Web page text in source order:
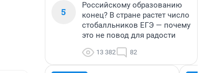
5
Российскому образованию
конец? В стране растет число
стобалльников ЕГЭ — почему
это не повод для радости
13 382 82